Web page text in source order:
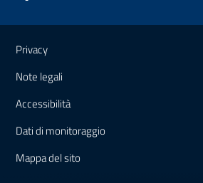
Link e informazioni utili
Privacy
Note legali
Accessibilità
Dati di monitoraggio
Mappa del sito